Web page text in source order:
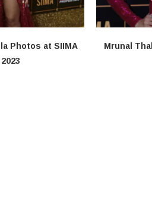
Photos at SIIMA
2023
Mrunal